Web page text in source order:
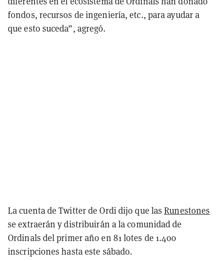
fondos, recursos de ingeniería, etc., para ayudar a
que esto suceda”, agregó.
La cuenta de Twitter de Ordi dijo que lasRunestones
se extraerán y distribuirán a la comunidad de
Ordinals del primer año en 81 lotes de 1.400
inscripciones hasta este sábado.